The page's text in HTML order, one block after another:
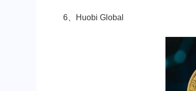
6、Huobi Global